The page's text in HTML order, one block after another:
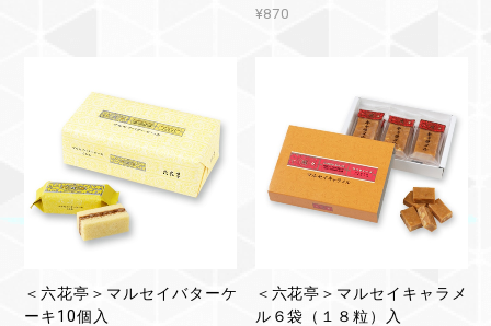
¥870
＜六花亭＞マルセイバターケ
ーキ10個入
＜六花亭＞マルセイキャラメ
ル６袋（１８粒）入